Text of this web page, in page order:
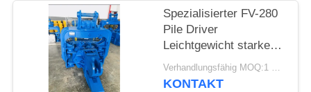
SITEMAP
PRIVACY
POLICY
Spezialisierter FV-280
Pile Driver
Leichtgewicht starke
Vibrationen
Verhandlungsfähig MOQ:1 SET
KONTAKT